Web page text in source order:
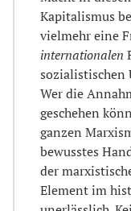
Kapitalismus
vielmehr eine
internationalen
sozialistischen
Wer die
geschehen
ganzen
bewusstes
der
Element im